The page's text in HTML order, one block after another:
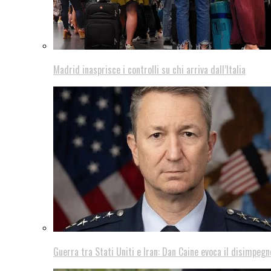
Madrid inasprisce i controlli su chi arriva dall’Italia
Guerra tra Stati Uniti e Iran: Dan Caine evoca il